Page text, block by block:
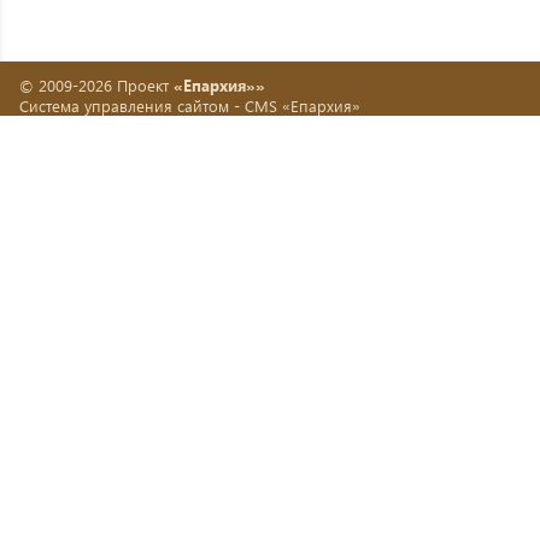
© 2009-2026 Проект «Епархия»»
Система управления сайтом - CMS «Епархия»